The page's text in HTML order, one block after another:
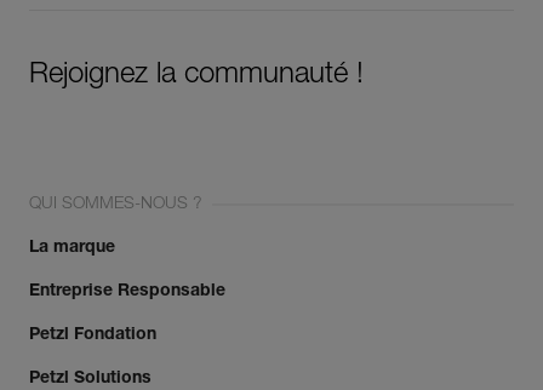
Rejoignez la communauté !
QUI SOMMES-NOUS ?
La marque
Entreprise Responsable
Petzl Fondation
Petzl Solutions